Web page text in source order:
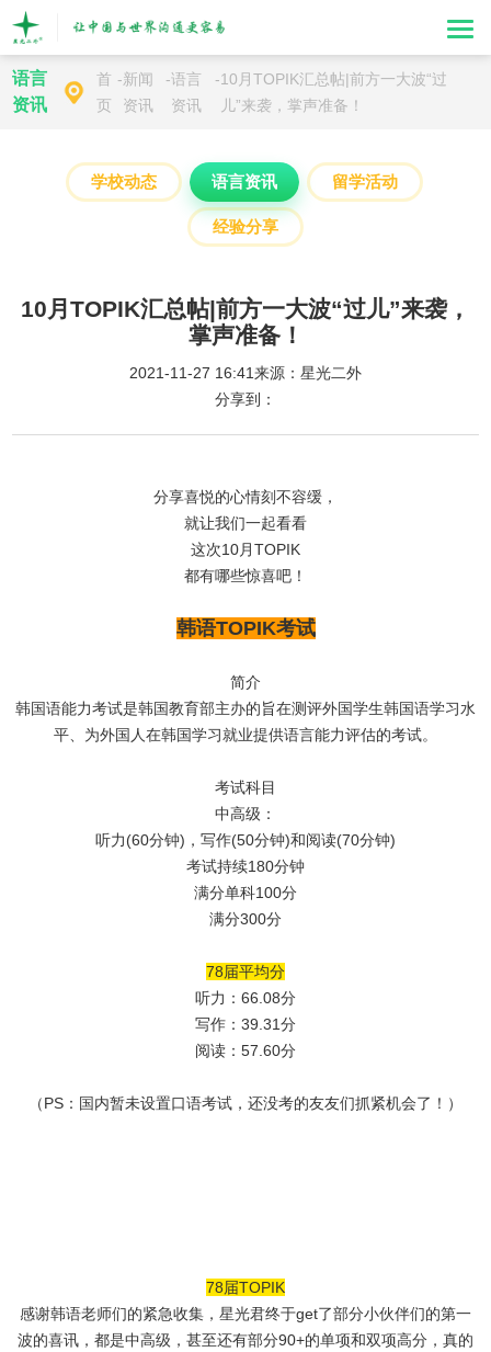
语言
资讯
首
页
-新闻
资讯
-语言
资讯
-10月TOPIK汇总帖|前方一大波“过
儿”来袭，掌声准备！
学校动态 语言资讯 留学活动
经验分享
10月TOPIK汇总帖|前方一大波“过儿”来袭，
掌声准备！
2021-11-27 16:41来源：星光二外
分享到：
分享喜悦的心情刻不容缓，
就让我们一起看看
这次10月TOPIK
都有哪些惊喜吧！
韩语TOPIK考试
简介
韩国语能力考试是韩国教育部主办的旨在测评外国学生韩国语学习水
平、为外国人在韩国学习就业提供语言能力评估的考试。
考试科目
中高级：
听力(60分钟)，写作(50分钟)和阅读(70分钟)
考试持续180分钟
满分单科100分
满分300分
78届平均分
听力：66.08分
写作：39.31分
阅读：57.60分
（PS：国内暂未设置口语考试，还没考的友友们抓紧机会了！）
78届TOPIK
感谢韩语老师们的紧急收集，星光君终于get了部分小伙伴们的第一
波的喜讯，都是中高级，甚至还有部分90+的单项和双项高分，真的